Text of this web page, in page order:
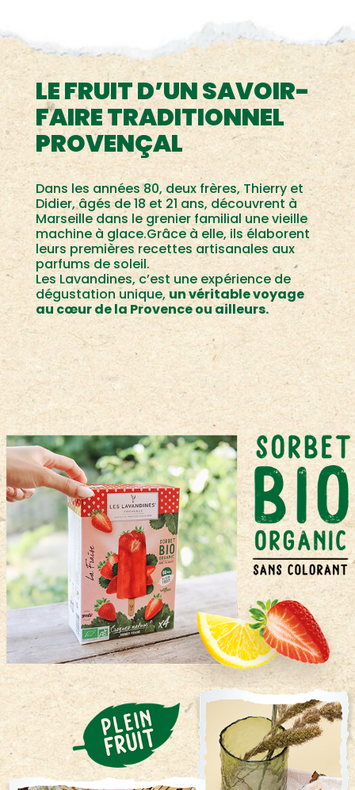
LE FRUIT D’UN SAVOIR-
FAIRE TRADITIONNEL
PROVENÇAL
Dans les années 80, deux frères, Thierry et
Didier, âgés de 18 et 21 ans, découvrent à
Marseille dans le grenier familial une vieille
machine à glace.Grâce à elle, ils élaborent
leurs premières recettes artisanales aux
parfums de soleil.
Les Lavandines, c’est une expérience de
dégustation unique, un véritable voyage
au cœur de la Provence ou ailleurs.